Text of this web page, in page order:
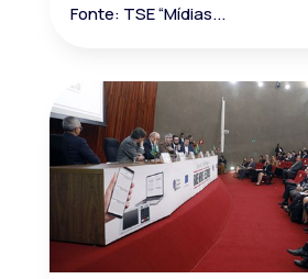
Fonte: TSE “Mídias...